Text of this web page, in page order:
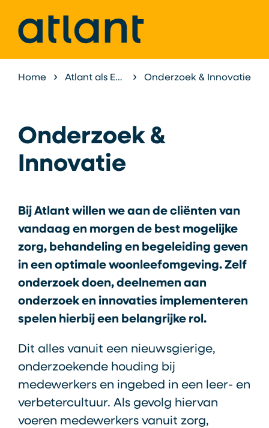
Home Atlant als Expertisecentrum Onderzoek & Innovatie
Onderzoek &
Innovatie
Bij Atlant willen we aan de cliënten van
vandaag en morgen de best mogelijke
zorg, behandeling en begeleiding geven
in een optimale woonleefomgeving. Zelf
onderzoek doen, deelnemen aan
onderzoek en innovaties implementeren
spelen hierbij een belangrijke rol.
Dit alles vanuit een nieuwsgierige,
onderzoekende houding bij
medewerkers en ingebed in een leer- en
verbetercultuur. Als gevolg hiervan
voeren medewerkers vanuit zorg,